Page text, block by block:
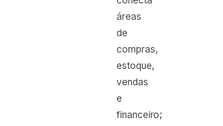
áreas
de
compras,
estoque,
vendas
e
financeiro;